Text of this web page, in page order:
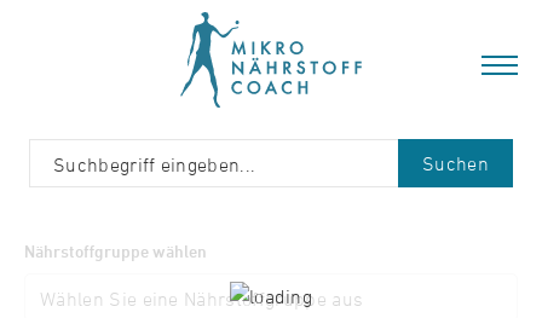
Suchen
Nährstoffgruppe wählen